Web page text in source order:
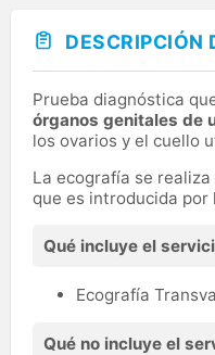
DESCRIPCIÓN
Prueba diagnóstica
órganos genitales de
los ovarios y el cuello
La ecografía se
que es introducida por
Qué incluye el
Ecografía
Qué no incluye el